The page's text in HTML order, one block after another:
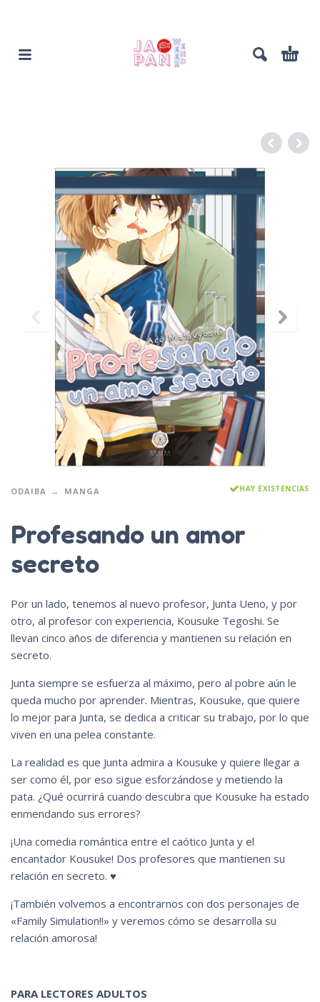
ODAIBA MANGA HAY EXISTENCIAS
Profesando un amor
secreto
Por un lado, tenemos al nuevo profesor, Junta Ueno, y por
otro, al profesor con experiencia, Kousuke Tegoshi. Se
llevan cinco años de diferencia y mantienen su relación en
secreto.
Junta siempre se esfuerza al máximo, pero al pobre aún le
queda mucho por aprender. Mientras, Kousuke, que quiere
lo mejor para Junta, se dedica a criticar su trabajo, por lo que
viven en una pelea constante.
La realidad es que Junta admira a Kousuke y quiere llegar a
ser como él, por eso sigue esforzándose y metiendo la
pata. ¿Qué ocurrirá cuando descubra que Kousuke ha estado
enmendando sus errores?
¡Una comedia romántica entre el caótico Junta y el
encantador Kousuke! Dos profesores que mantienen su
relación en secreto. ♥
¡También volvemos a encontrarnos con dos personajes de
«Family Simulation!!» y veremos cómo se desarrolla su
relación amorosa!
PARA LECTORES ADULTOS